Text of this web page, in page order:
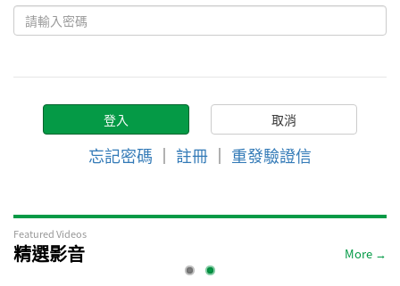
忘記密碼 ｜ 註冊 ｜ 重發驗證信
Featured Videos
精選影音 More →